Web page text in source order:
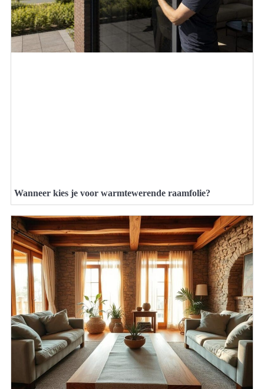
Wanneer kies je voor warmtewerende raamfolie?